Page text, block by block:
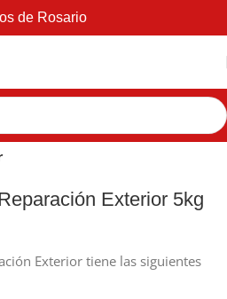
de Rosario
Exterior 5kg
Exterior tiene las siguientes